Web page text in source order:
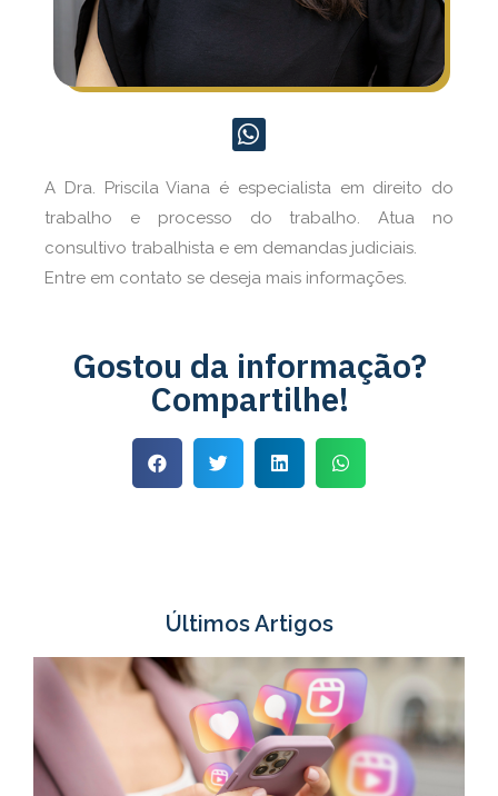
A Dra. Priscila Viana é especialista em direito do
trabalho e processo do trabalho. Atua no
consultivo trabalhista e em demandas judiciais.
Entre em contato se deseja mais informações.
Gostou da informação?
Compartilhe!
Últimos Artigos